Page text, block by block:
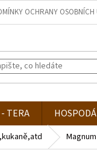
OCHRANY OSOBNÍCH
TERA